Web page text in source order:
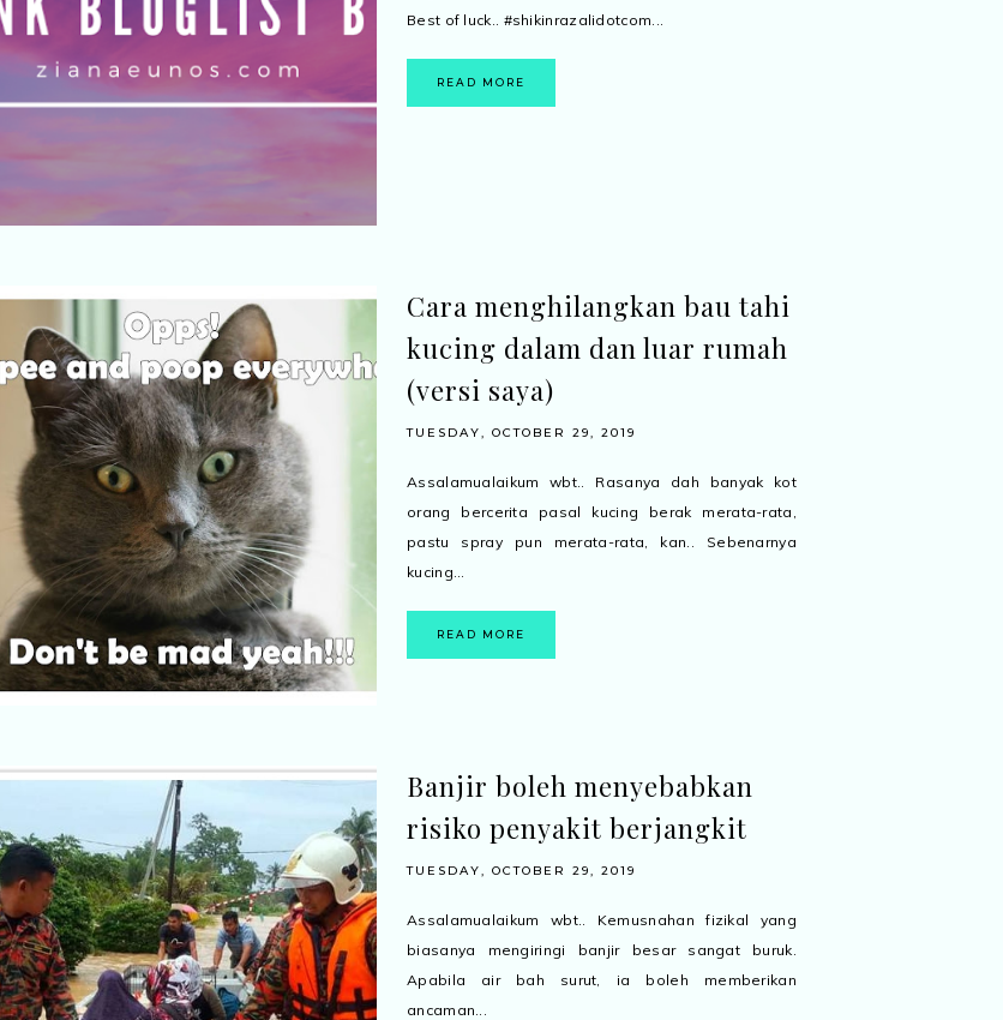
Best of luck.. #shikinrazalidotcom...
READ MORE
Cara menghilangkan bau tahi
kucing dalam dan luar rumah
(versi saya)
TUESDAY, OCTOBER 29, 2019
Assalamualaikum wbt.. Rasanya dah banyak kot
orang bercerita pasal kucing berak merata-rata,
pastu spray pun merata-rata, kan.. Sebenarnya
kucing...
READ MORE
Banjir boleh menyebabkan
risiko penyakit berjangkit
TUESDAY, OCTOBER 29, 2019
Assalamualaikum wbt.. Kemusnahan fizikal yang
biasanya mengiringi banjir besar sangat buruk.
Apabila air bah surut, ia boleh memberikan
ancaman...